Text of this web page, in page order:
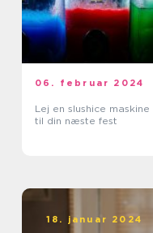
06. februar 2024
Lej en slushice maskine
til din næste fest
18. januar 2024